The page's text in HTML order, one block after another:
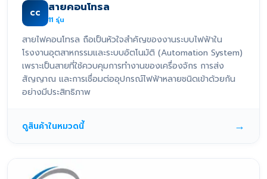
CC สายคอนโทรล
11 รุ่น
สายไฟคอนโทรล ถือเป็นหัวใจสำคัญของงานระบบไฟฟ้าใน
โรงงานอุตสาหกรรมและระบบอัตโนมัติ (Automation System)
เพราะเป็นสายที่ใช้ควบคุมการทำงานของเครื่องจักร การส่ง
สัญญาณ และการเชื่อมต่ออุปกรณ์ไฟฟ้าหลายชนิดเข้าด้วยกัน
อย่างมีประสิทธิภาพ
ดูสินค้าในหมวดนี้ →